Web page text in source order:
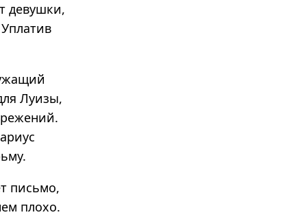
девушки,
Луизы,
письмо,
плохо.